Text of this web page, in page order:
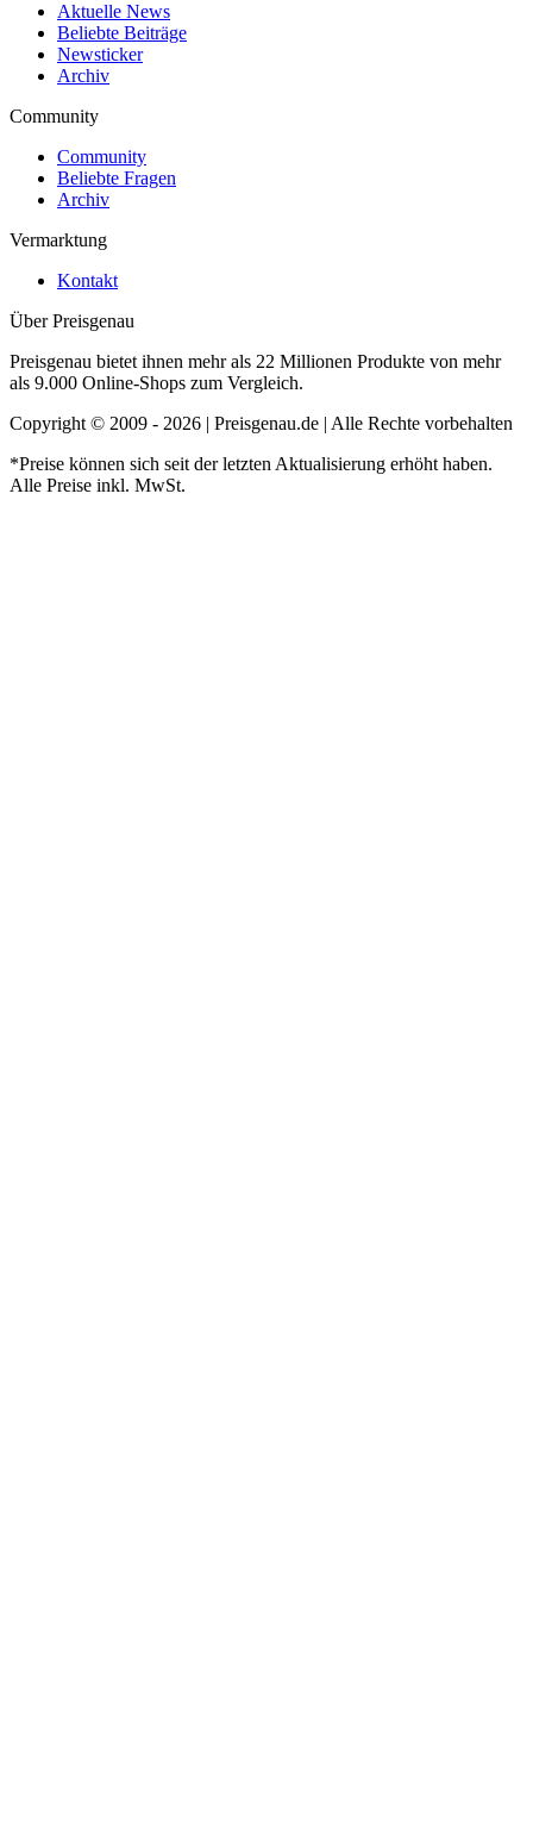
Aktuelle News
Beliebte Beiträge
Newsticker
Archiv
Community
Community
Beliebte Fragen
Archiv
Vermarktung
Kontakt
Über Preisgenau
Preisgenau bietet ihnen mehr als 22 Millionen Produkte von mehr
als 9.000 Online-Shops zum Vergleich.
Copyright © 2009 - 2026 | Preisgenau.de | Alle Rechte vorbehalten
*Preise können sich seit der letzten Aktualisierung erhöht haben.
Alle Preise inkl. MwSt.